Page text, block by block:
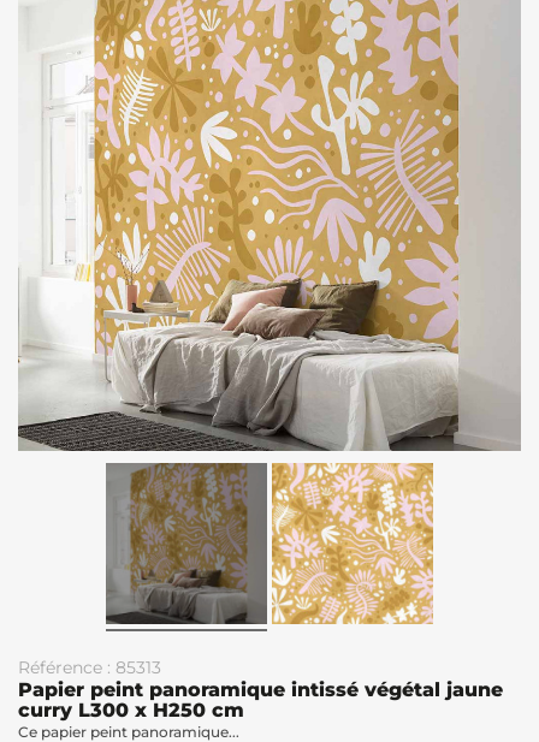
Référence : 85313
Papier peint panoramique intissé végétal jaune
curry L300 x H250 cm
Ce papier peint panoramique...